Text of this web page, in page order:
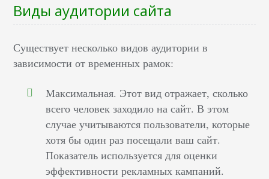
Виды аудитории сайта
Существует несколько видов аудитории в
зависимости от временных рамок:
Максимальная. Этот вид отражает, сколько
всего человек заходило на сайт. В этом
случае учитываются пользователи, которые
хотя бы один раз посещали ваш сайт.
Показатель используется для оценки
эффективности рекламных кампаний.